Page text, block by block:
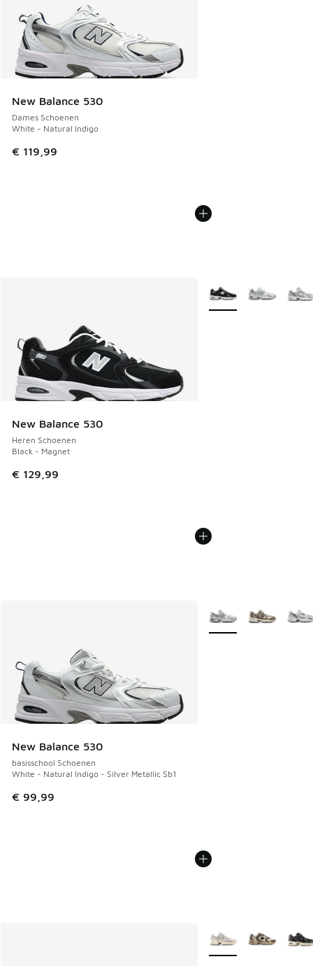
New Balance 530
Dames Schoenen
White - Natural Indigo
€ 119,99
New Balance 530
Heren Schoenen
Black - Magnet
€ 129,99
Meer kleuren
New Balance 530
basisschool Schoenen
White - Natural Indigo - Silver Metallic Sb1
€ 99,99
Meer kleuren
Meer kleuren